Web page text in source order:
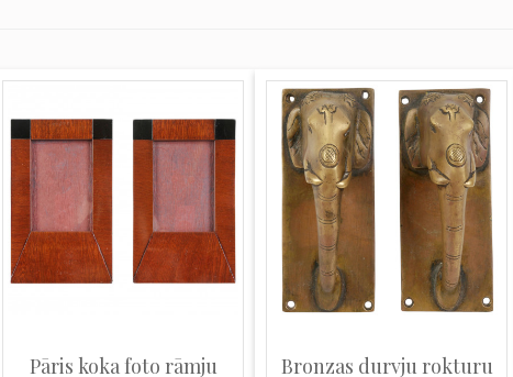
Pāris koka foto rāmju
Bronzas durvju rokturu